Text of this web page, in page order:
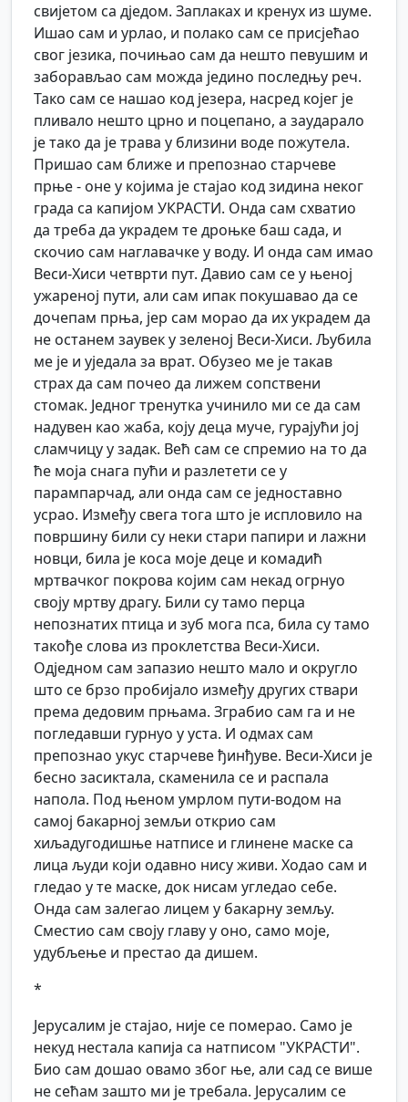
свијетом са дједом. Заплаках и кренух из шуме.
Ишао сам и урлао, и полако сам се присјећао
свог језика, почињао сам да нешто певушим и
заборављао сам можда једино последњу реч.
Тако сам се нашао код језера, насред којег је
пливало нешто црно и поцепано, а заударало
је тако да је трава у близини воде пожутела.
Пришао сам ближе и препознао старчеве
прње - оне у којима је стајао код зидина неког
града са капијом УКРАСТИ. Онда сам схватио
да треба да украдем те дроњке баш сада, и
скочио сам наглавачке у воду. И онда сам имао
Веси-Хиси четврти пут. Давио сам се у њеној
ужареној пути, али сам ипак покушавао да се
дочепам прња, јер сам морао да их украдем да
не останем заувек у зеленој Веси-Хиси. Љубила
ме је и уједала за врат. Обузео ме је такав
страх да сам почео да лижем сопствени
стомак. Једног тренутка учинило ми се да сам
надувен као жаба, коју деца муче, гурајући јој
сламчицу у задак. Већ сам се спремио на то да
ће моја снага пући и разлетети се у
парампарчад, али онда сам се једноставно
усрао. Између свега тога што је испловило на
површину били су неки стари папири и лажни
новци, била је коса моје деце и комадић
мртвачког покрова којим сам некад огрнуо
своју мртву драгу. Били су тамо перца
непознатих птица и зуб мога пса, била су тамо
такође слова из проклетства Веси-Хиси.
Одједном сам запазио нешто мало и округло
што се брзо пробијало између других ствари
према дедовим прњама. Зграбио сам га и не
погледавши гурнуо у уста. И одмах сам
препознао укус старчеве ђинђуве. Веси-Хиси је
бесно засиктала, скаменила се и распала
напола. Под њеном умрлом пути-водом на
самој бакарној земљи открио сам
хиљадугодишње натписе и глинене маске са
лица људи који одавно нису живи. Ходао сам и
гледао у те маске, док нисам угледао себе.
Онда сам залегао лицем у бакарну земљу.
Сместио сам своју главу у оно, само моје,
удубљење и престао да дишем.
*
Јерусалим је стајао, није се померао. Само је
некуд нестала капија са натписом "УКРАСТИ".
Био сам дошао овамо због ње, али сад се више
не сећам зашто ми је требала. Јерусалим се